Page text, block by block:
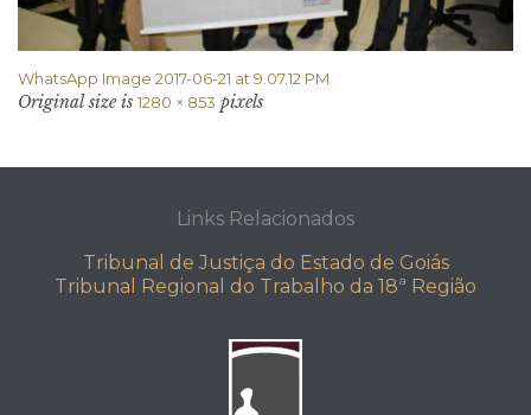
WhatsApp Image 2017-06-21 at 9.07.12 PM
Original size is 1280 × 853 pixels
Links Relacionados
Tribunal de Justiça do Estado de Goiás
Tribunal Regional do Trabalho da 18ª Região